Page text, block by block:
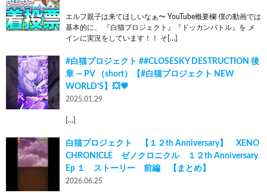
エルフ親子は来てほしいなぁ〜 YouTube概要欄 僕の動画では
基本的に、 『白猫プロジェクト』『ドッカンバトル』を メ
インに実況をしています！！ そ[…]
#白猫プロジェクト ##CLOSESKY DESTRUCTION 後
章 ― PV （short）【#白猫プロジェクト NEW
WORLD’S】💥💗
2025.01.29
[…]
白猫プロジェクト 【１２th Anniversary】 XENO
CHRONICLE ゼノクロニクル １２th Anniversary
Ep １ ストーリー 前編 【まとめ】
2026.06.25